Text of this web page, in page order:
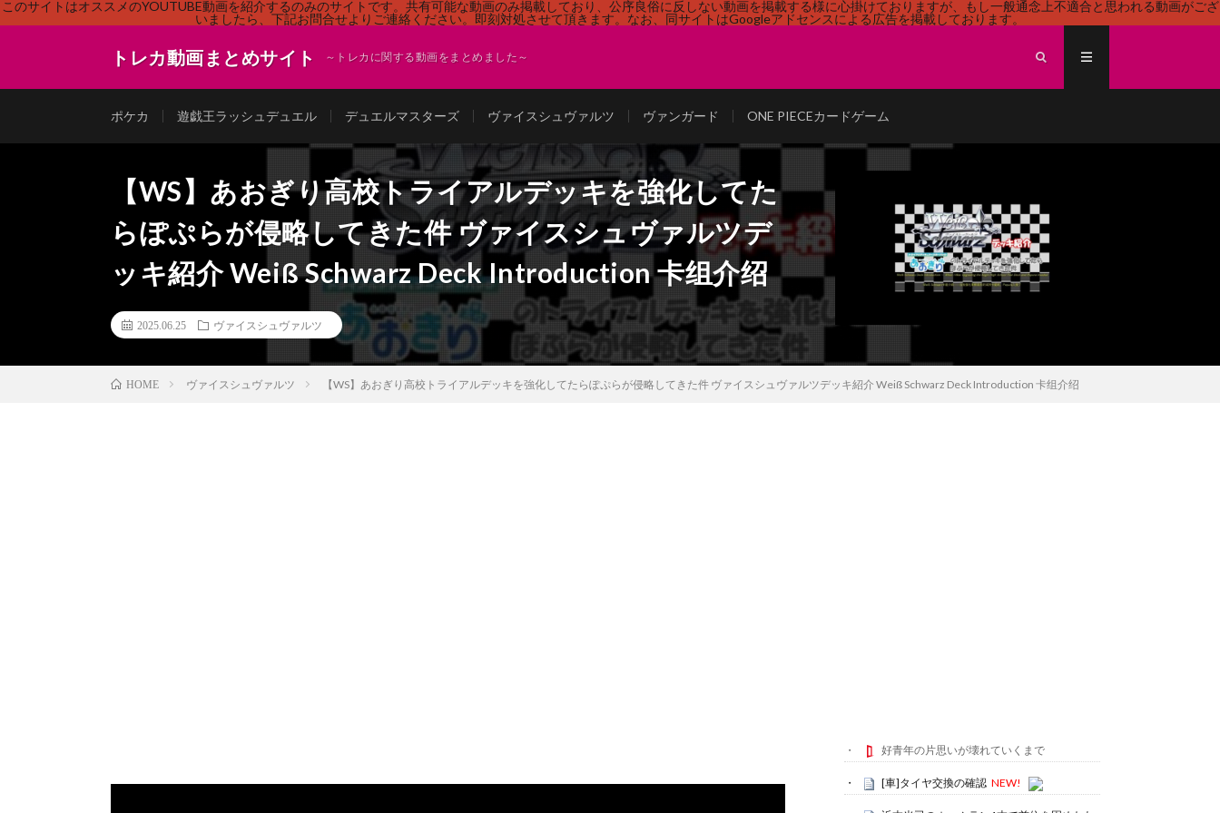
このサイトはオススメのYOUTUBE動画を紹介するのみのサイトです。共有可能な動画のみ掲載しており、公序良俗に反しない動画を掲載する様に心掛けておりますが、もし一般通念上不適合と思われる動画がござ
いましたら、下記お問合せよりご連絡ください。即刻対処させて頂きます。なお、同サイトはGoogleアドセンスによる広告を掲載しております。
トレカ動画まとめサイト ～トレカに関する動画をまとめました～
ポケカ 遊戯王ラッシュデュエル デュエルマスターズ ヴァイスシュヴァルツ ヴァンガード ONE PIECEカードゲーム
【WS】あおぎり高校トライアルデッキを強化してた
らぽぷらが侵略してきた件 ヴァイスシュヴァルツデ
ッキ紹介 Weiß Schwarz Deck Introduction 卡组介绍
2025.06.25 ヴァイスシュヴァルツ
HOME ヴァイスシュヴァルツ 【WS】あおぎり高校トライアルデッキを強化してたらぽぷらが侵略してきた件 ヴァイスシュヴァルツデッキ紹介 Weiß Schwarz Deck Introduction 卡组介绍
好青年の片思いが壊れていくまで
[車]タイヤ交換の確認 NEW!